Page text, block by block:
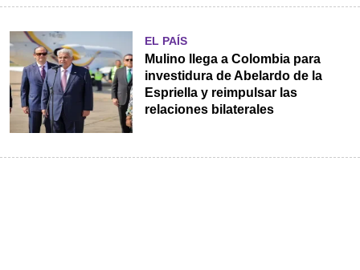
EL PAÍS
Mulino llega a Colombia para
investidura de Abelardo de la
Espriella y reimpulsar las
relaciones bilaterales